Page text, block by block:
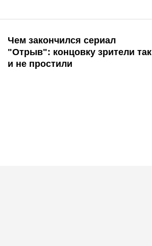
Чем закончился сериал
"Отрыв": концовку зрители так
и не простили